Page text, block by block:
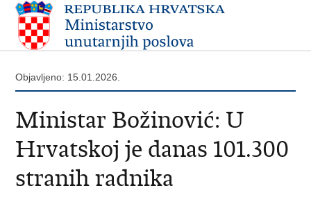
Objavljeno: 15.01.2026.
Ministar Božinović: U
Hrvatskoj je danas 101.300
stranih radnika